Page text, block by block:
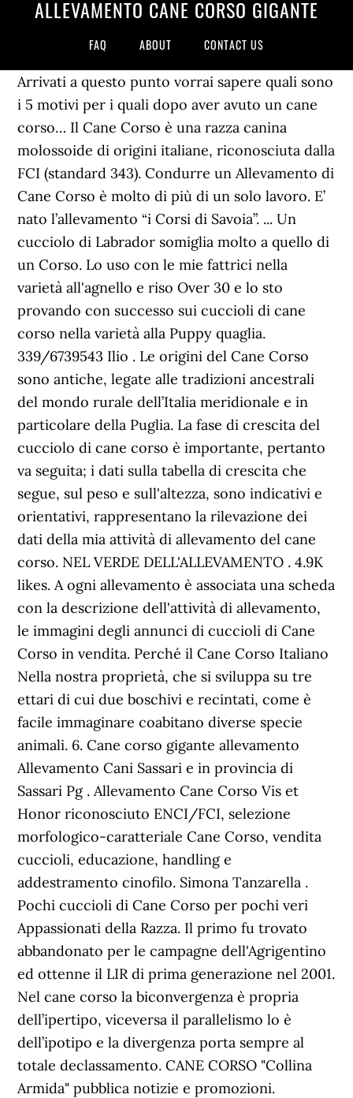
ALLEVAMENTO CANE CORSO GIGANTE
FAQ ABOUT CONTACT US
Arrivati a questo punto vorrai sapere quali sono
i 5 motivi per i quali dopo aver avuto un cane
corso… Il Cane Corso è una razza canina
molossoide di origini italiane, riconosciuta dalla
FCI (standard 343). Condurre un Allevamento di
Cane Corso è molto di più di un solo lavoro. E’
nato l’allevamento “i Corsi di Savoia”. ... Un
cucciolo di Labrador somiglia molto a quello di
un Corso. Lo uso con le mie fattrici nella
varietà all'agnello e riso Over 30 e lo sto
provando con successo sui cuccioli di cane
corso nella varietà alla Puppy quaglia.
339/6739543 Ilio . Le origini del Cane Corso
sono antiche, legate alle tradizioni ancestrali
del mondo rurale dell’Italia meridionale e in
particolare della Puglia. La fase di crescita del
cucciolo di cane corso è importante, pertanto
va seguita; i dati sulla tabella di crescita che
segue, sul peso e sull'altezza, sono indicativi e
orientativi, rappresentano la rilevazione dei
dati della mia attività di allevamento del cane
corso. NEL VERDE DELL'ALLEVAMENTO . 4.9K
likes. A ogni allevamento è associata una scheda
con la descrizione dell'attività di allevamento,
le immagini degli annunci di cuccioli di Cane
Corso in vendita. Perché il Cane Corso Italiano
Nella nostra proprietà, che si sviluppa su tre
ettari di cui due boschivi e recintati, come è
facile immaginare coabitano diverse specie
animali. 6. Cane corso gigante allevamento
Allevamento Cani Sassari e in provincia di
Sassari Pg . Allevamento Cane Corso Vis et
Honor riconosciuto ENCI/FCI, selezione
morfologico-caratteriale Cane Corso, vendita
cuccioli, educazione, handling e
addestramento cinofilo. Simona Tanzarella .
Pochi cuccioli di Cane Corso per pochi veri
Appassionati della Razza. Il primo fu trovato
abbandonato per le campagne dell'Agrigentino
ed ottenne il LIR di prima generazione nel 2001.
Nel cane corso la biconvergenza è propria
dell’ipertipo, viceversa il parallelismo lo è
dell’ipotipo e la divergenza porta sempre al
totale declassamento. CANE CORSO "Collina
Armida" pubblica notizie e promozioni.